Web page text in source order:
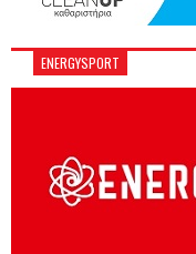
ENERGYSPORT